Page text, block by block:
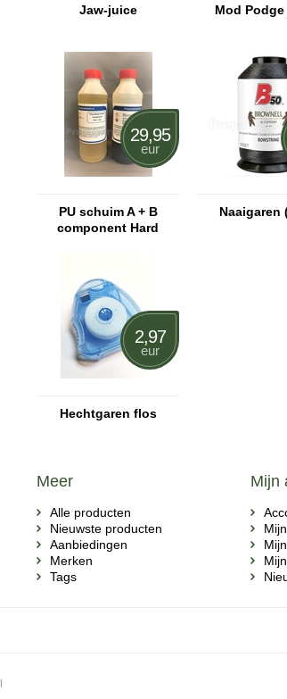
Jaw-juice Mod
29,95
eur
PU schuim A + B
component Hard
Naaigaren
Hechtgaren flos
2,97
eur
Meer
Alle producten
Nieuwste producten
Aanbiedingen
Merken
Tags
Mijn